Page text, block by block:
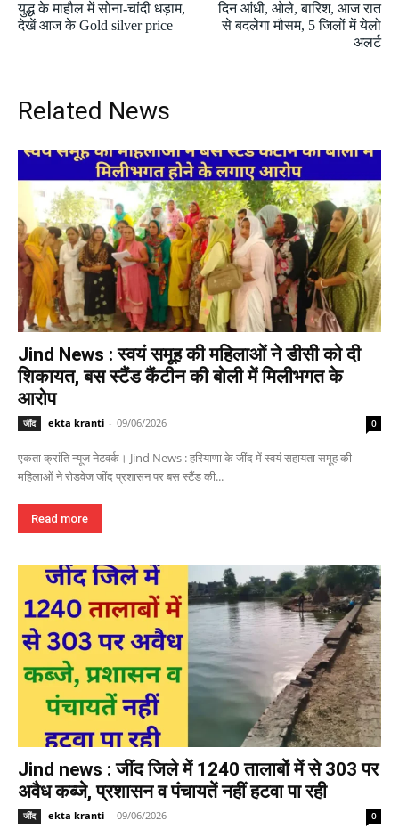
युद्ध के माहौल में सोना-चांदी धड़ाम,
देखें आज के Gold silver price
दिन आंधी, ओले, बारिश, आज रात
से बदलेगा मौसम, 5 जिलों में येलो
अलर्ट
Related News
Jind News : स्वयं समूह की महिलाओं ने डीसी को दी
शिकायत, बस स्टैंड कैंटीन की बोली में मिलीभगत के
आरोप
जींद ekta kranti - 09/06/2026 0
एकता क्रांति न्यूज नेटवर्क। Jind News : हरियाणा के जींद में स्वयं सहायता समूह की
महिलाओं ने रोडवेज जींद प्रशासन पर बस स्टैंड की...
Read more
Jind news : जींद जिले में 1240 तालाबों में से 303 पर
अवैध कब्जे, प्रशासन व पंचायतें नहीं हटवा पा रही
जींद ekta kranti - 09/06/2026 0